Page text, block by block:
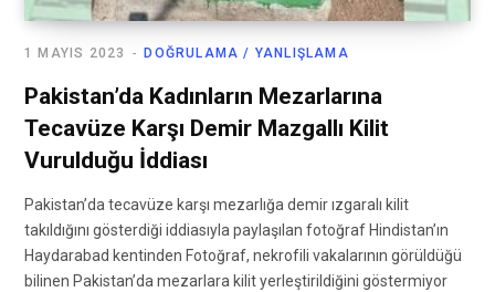
DOĞRULAMA / YANLIŞLAMA
1 MAYIS 2023
Pakistan’da Kadınların Mezarlarına
Tecavüze Karşı Demir Mazgallı Kilit
Vurulduğu İddiası
Pakistan’da tecavüze karşı mezarlığa demir ızgaralı kilit
takıldığını gösterdiği iddiasıyla paylaşılan fotoğraf Hindistan’ın
Haydarabad kentinden Fotoğraf, nekrofili vakalarının görüldüğü
bilinen Pakistan’da mezarlara kilit yerleştirildiğini göstermiyor